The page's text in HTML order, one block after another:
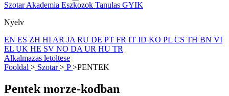
SzotarAkademia Eszkozok Tanulas GYIK
Nyelv
EN ES ZH HI AR JA RU DE PT FR IT ID KO PL CS TH BN VI
EL UK HE SV NO DA UR HU TR
Alkalmazas letoltese
Fooldal > Szotar> P>PENTEK
Pentek morze-kodban